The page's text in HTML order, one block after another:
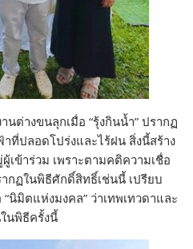
ต่างขนลุกเมื่อ “รุ้งกินน้ำ” ปรากฏ
ที่ปลอดโปร่งและไร้ฝน สิ่งนี้สร้าง
เข้าร่วม เพราะตามคติความเชื่อ
กฏในพิธีศักดิ์สิทธิ์เช่นนี้ เปรียบ
นิมิตแห่งมงคล” ว่าเทพเทวดาและ
นพิธีครั้งนี้